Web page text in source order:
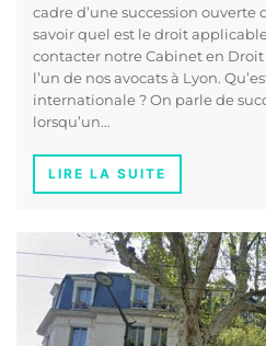
cadre d’une succession ouverte
savoir quel est le droit applicable
contacter notre Cabinet en Droit
l’un de nos avocats à Lyon.
internationale ? On parle de
lorsqu’un…
LIRE LA SUITE